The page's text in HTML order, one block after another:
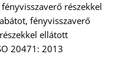
fényvisszaverő részekkel
fényvisszaverő
ellátott
20471: 2013